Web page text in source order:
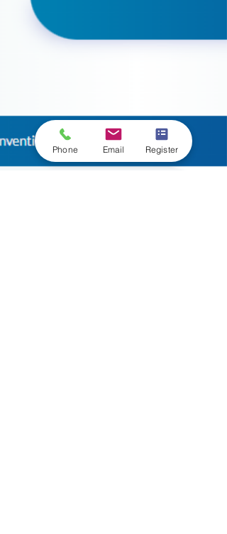
La formation exécutive connaît aujourd’hui une
profonde. Pendant longtemps, elle a été associée à des
monde professionnel actuel. À l’ère numérique, les cadres, les
entrepreneurs et les professionnels expérimentés recher
Phone Email Register